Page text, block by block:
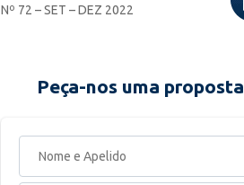
Nº 72 – SET – DEZ 2022
Peça-nos uma proposta